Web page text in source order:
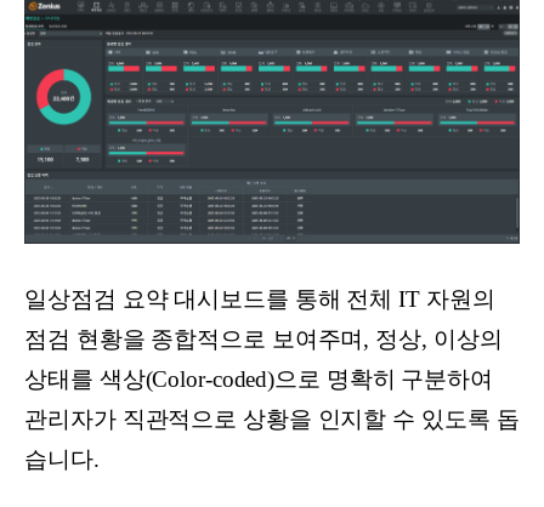
일상점검 요약 대시보드를 통해 전체 IT 자원의
점검 현황을 종합적으로 보여주며, 정상, 이상의
상태를 색상(Color-coded)으로 명확히 구분하여
관리자가 직관적으로 상황을 인지할 수 있도록 돕
습니다.